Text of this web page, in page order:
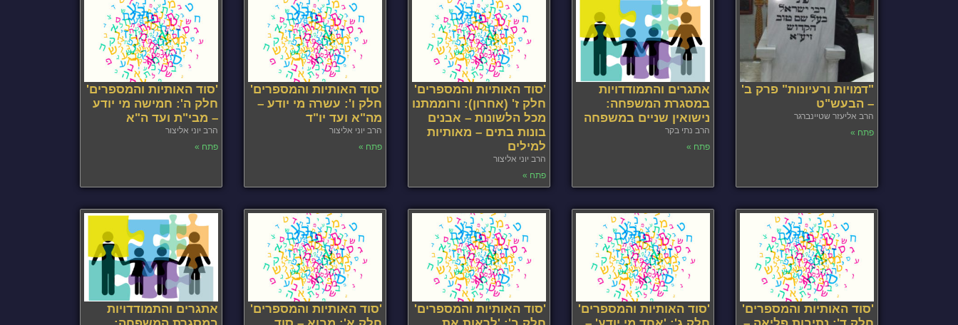
"דמויות ורעיונות" פרק ב'
– הבעש"ט
הרב אליעזר שטיינברגר
פתח »
אתגרים והתמודדויות
במסגרת המשפחה:
נישואין שניים במשפחה
הרב נתי בקר
פתח »
'סוד האותיות והמספרים'
חלק ז' (אחרון): ורוממתנו
מכל הלשונות – אבנים
בונות בתים – מאותיות
למילים
הרב יוני אליצור
פתח »
'סוד האותיות והמספרים'
חלק ו': עשרה מי יודע –
מה"א ועד יו"ד
הרב יוני אליצור
פתח »
'סוד האותיות והמספרים'
חלק ה': חמישה מי יודע
– מבי"ת ועד ה"א
הרב יוני אליצור
פתח »
'סוד האותיות והמספרים'
'סוד האותיות והמספרים'
'סוד האותיות והמספרים'
'סוד האותיות והמספרים'
אתגרים והתמודדויות